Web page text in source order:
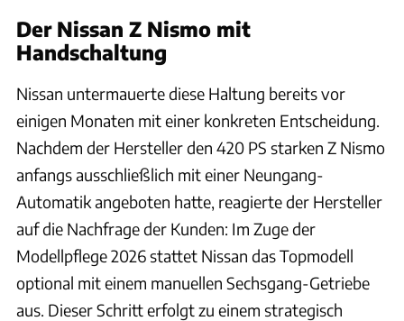
Der Nissan Z Nismo mit
Handschaltung
Nissan untermauerte diese Haltung bereits vor
einigen Monaten mit einer konkreten Entscheidung.
Nachdem der Hersteller den 420 PS starken Z Nismo
anfangs ausschließlich mit einer Neungang-
Automatik angeboten hatte, reagierte der Hersteller
auf die Nachfrage der Kunden: Im Zuge der
Modellpflege 2026 stattet Nissan das Topmodell
optional mit einem manuellen Sechsgang-Getriebe
aus. Dieser Schritt erfolgt zu einem strategisch